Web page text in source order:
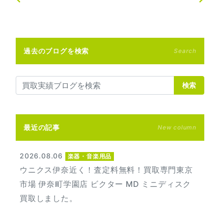
過去のブログを検索 Search
検索
最近の記事 New column
2026.08.06 楽器・音楽用品
ウニクス伊奈近く！査定料無料！買取専門東京
市場 伊奈町学園店 ビクター MD ミニディスク
買取しました。